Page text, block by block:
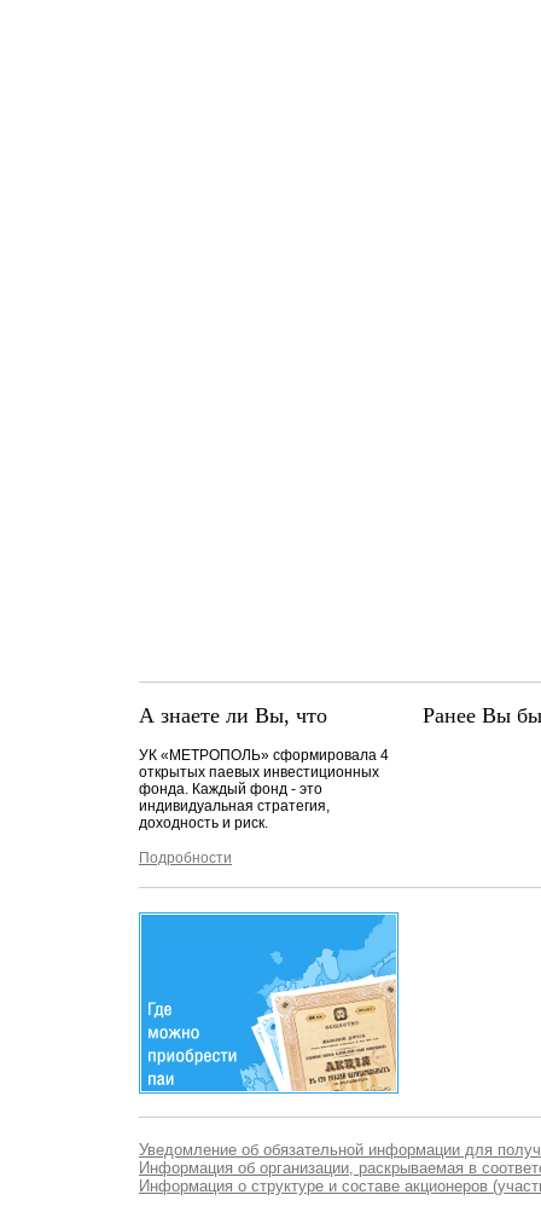
А знаете ли Вы, что
УК «МЕТРОПОЛЬ» сформировала 4
открытых паевых инвестиционных
фонда. Каждый фонд - это
индивидуальная стратегия,
доходность и риск.
Подробности
Ранее Вы
Уведомление об обязательной информации для
Информация об организации, раскрываемая в
Информация о структуре и составе акционеров